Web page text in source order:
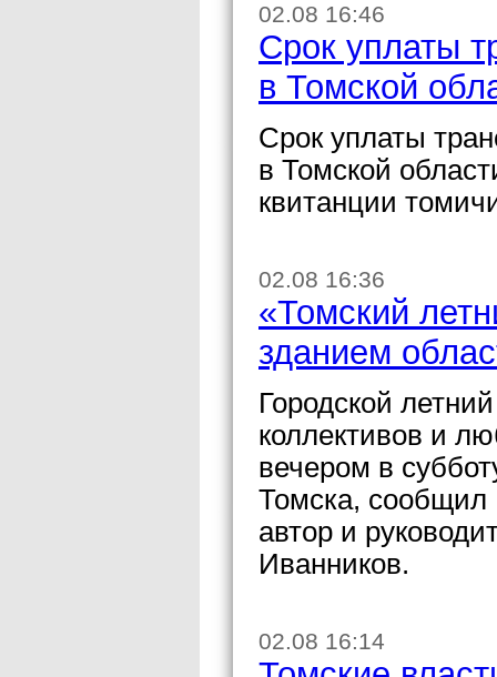
02.08 16:46
Срок уплаты
в Томской
Срок уплаты
в Томской
квитанции
02.08 16:36
«Томский
зданием
Городской
коллективов и
вечером в
Томска, сообщил
автор и
Иванников.
02.08 16:14